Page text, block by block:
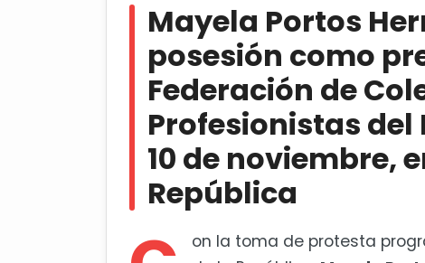
en el Teatro de la República
Inicia fase B de rehabilitación de
Mayela Portos
posesión como
Federación de
Profesionistas del
10 de noviembre,
República
on la toma de protesta